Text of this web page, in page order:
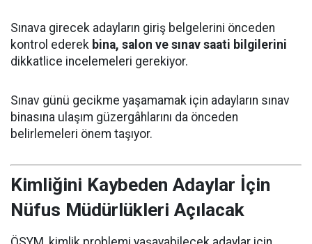
Sınava girecek adayların giriş belgelerini önceden
kontrol ederek bina, salon ve sınav saati bilgilerini
dikkatlice incelemeleri gerekiyor.
Sınav günü gecikme yaşamamak için adayların sınav
binasına ulaşım güzergâhlarını da önceden
belirlemeleri önem taşıyor.
Kimliğini Kaybeden Adaylar İçin
Nüfus Müdürlükleri Açılacak